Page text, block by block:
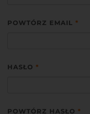
POWTÓRZ EMAIL *
HASŁO *
POWTÓRZ HASŁO *